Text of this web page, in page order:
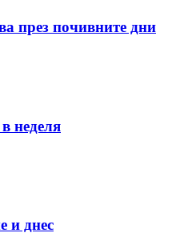
през почивните дни
неделя
и днес